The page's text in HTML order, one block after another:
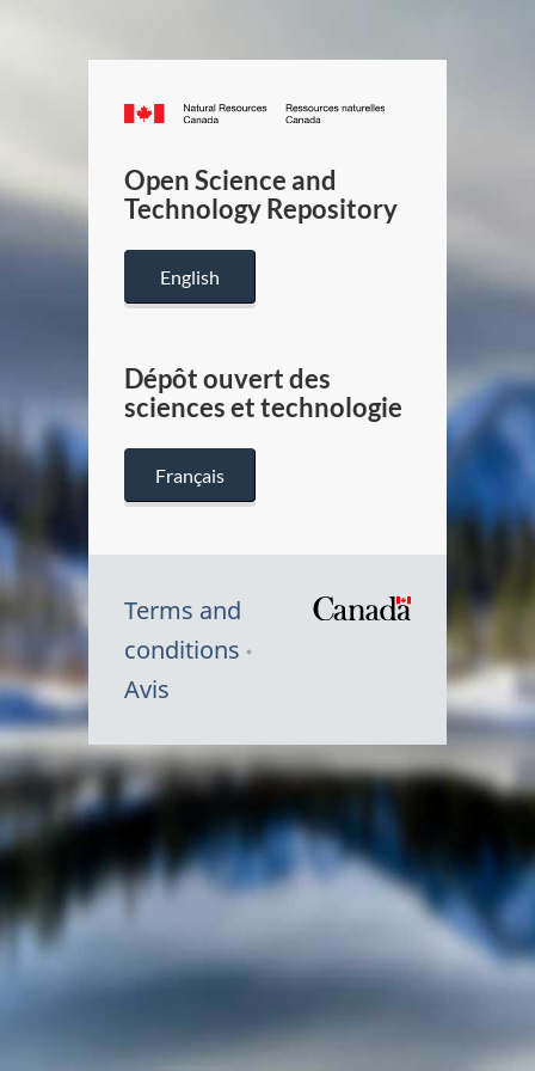
Canada.ca
/
Canada
Open Science and
Technology Repository
English
Dépôt ouvert des
sciences et technologie
Français
Terms and
conditions
Avis
Symbole
du
Canada